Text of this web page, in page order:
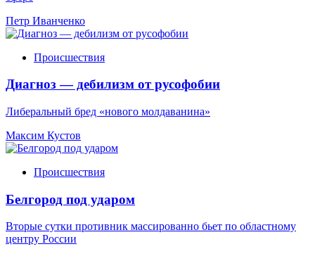
Петр Иванченко
Происшествия
Диагноз — дебилизм от русофобии
Либеральный бред «нового молдаванина»
Максим Кустов
Происшествия
Белгород под ударом
Вторые сутки противник массированно бьет по областному
центру России